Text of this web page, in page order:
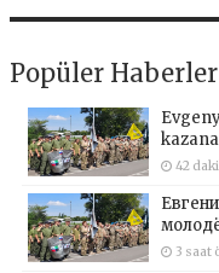
Popüler Haberler
42
3 saat